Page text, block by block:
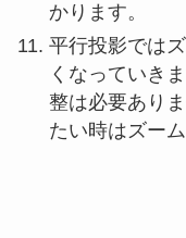
かります。
平行投影では
くなっていき
整は必要あり
たい時はズー